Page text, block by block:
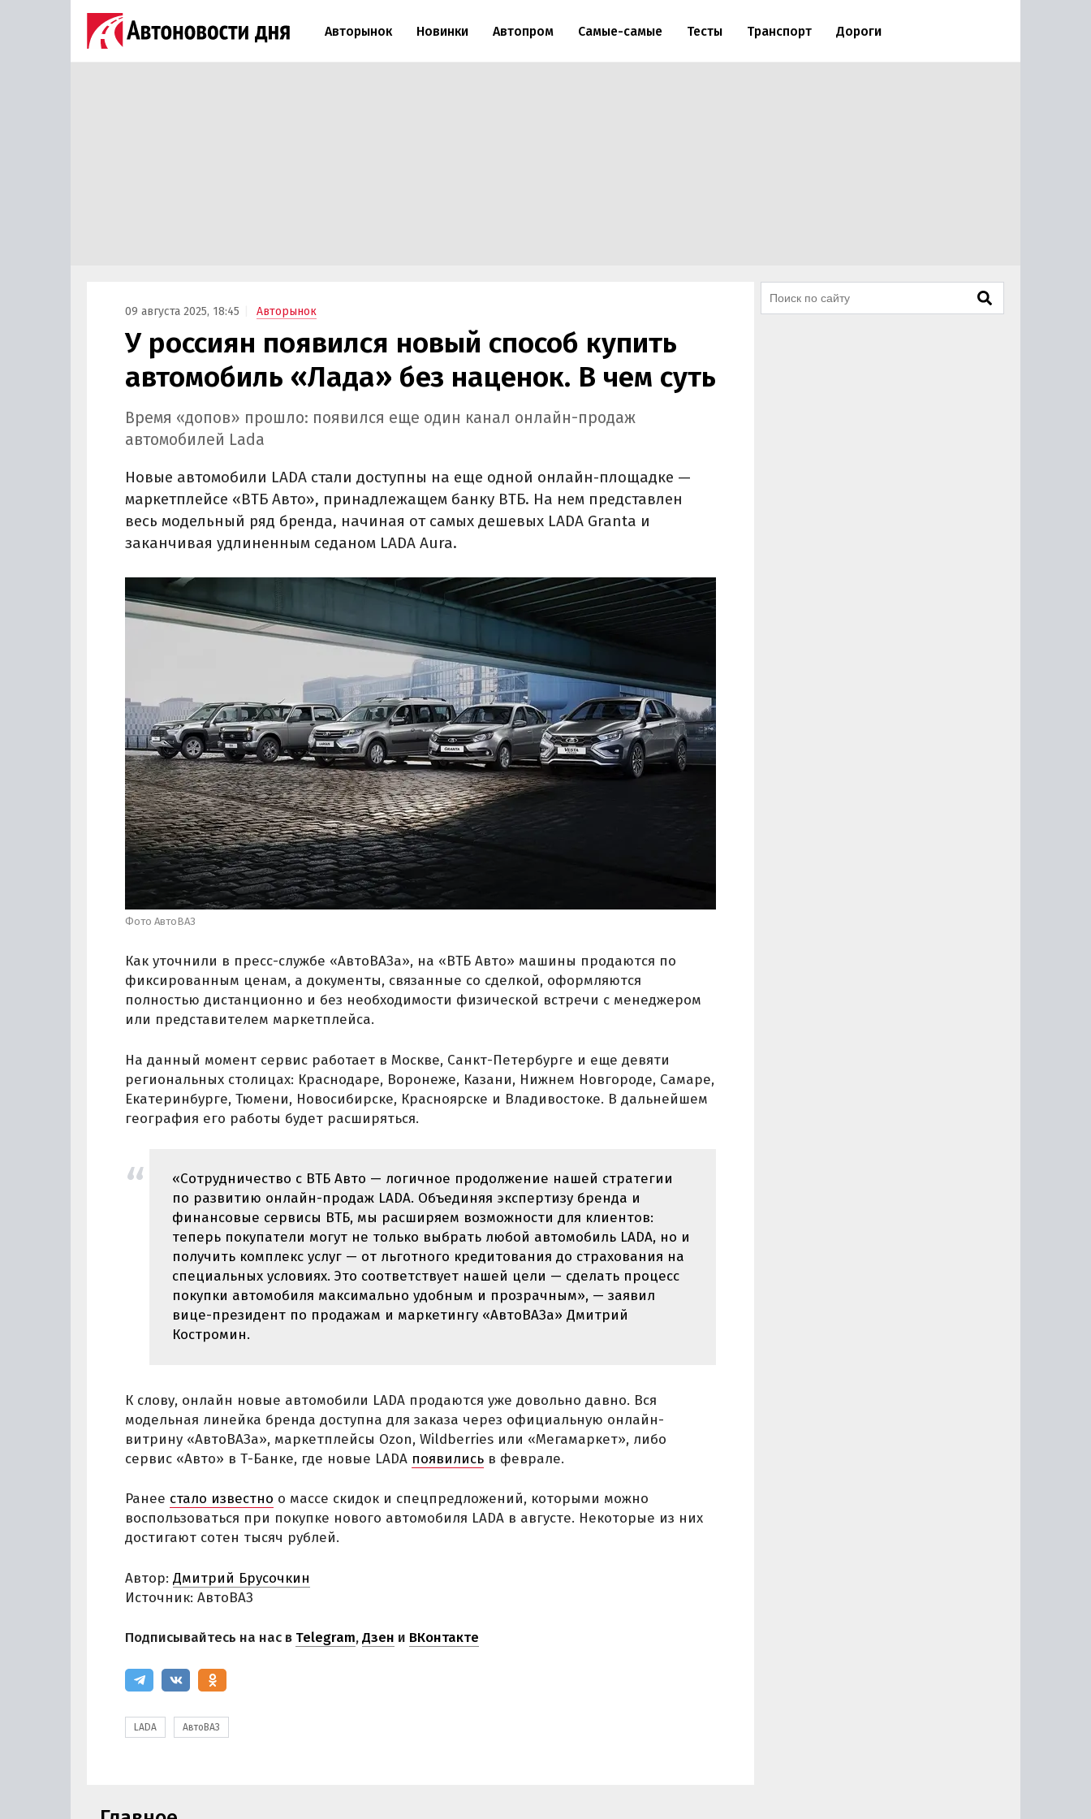
Авторынок Новинки Автопром Самые-самые Тесты Транспорт Дороги
09 августа 2025, 18:45 Авторынок
У россиян появился новый способ купить
автомобиль «Лада» без наценок. В чем суть
Время «допов» прошло: появился еще один канал онлайн-продаж
автомобилей Lada
Новые автомобили LADA стали доступны на еще одной онлайн-площадке —
маркетплейсе «ВТБ Авто», принадлежащем банку ВТБ. На нем представлен
весь модельный ряд бренда, начиная от самых дешевых LADA Granta и
заканчивая удлиненным седаном LADA Aura.
Фото АвтоВАЗ
Как уточнили в пресс-службе «АвтоВАЗа», на «ВТБ Авто» машины продаются по
фиксированным ценам, а документы, связанные со сделкой, оформляются
полностью дистанционно и без необходимости физической встречи с менеджером
или представителем маркетплейса.
На данный момент сервис работает в Москве, Санкт-Петербурге и еще девяти
региональных столицах: Краснодаре, Воронеже, Казани, Нижнем Новгороде, Самаре,
Екатеринбурге, Тюмени, Новосибирске, Красноярске и Владивостоке. В дальнейшем
география его работы будет расширяться.
«Сотрудничество с ВТБ Авто — логичное продолжение нашей стратегии
по развитию онлайн-продаж LADA. Объединяя экспертизу бренда и
финансовые сервисы ВТБ, мы расширяем возможности для клиентов:
теперь покупатели могут не только выбрать любой автомобиль LADA, но и
получить комплекс услуг — от льготного кредитования до страхования на
специальных условиях. Это соответствует нашей цели — сделать процесс
покупки автомобиля максимально удобным и прозрачным», — заявил
вице-президент по продажам и маркетингу «АвтоВАЗа» Дмитрий
Костромин.
К слову, онлайн новые автомобили LADA продаются уже довольно давно. Вся
модельная линейка бренда доступна для заказа через официальную онлайн-
витрину «АвтоВАЗа», маркетплейсы Ozon, Wildberries или «Мегамаркет», либо
сервис «Авто» в Т-Банке, где новые LADA появились в феврале.
Ранее стало известно о массе скидок и спецпредложений, которыми можно
воспользоваться при покупке нового автомобиля LADA в августе. Некоторые из них
достигают сотен тысяч рублей.
Автор: Дмитрий Брусочкин
Источник: АвтоВАЗ
Подписывайтесь на нас в Telegram,Дзен и ВКонтакте
LADA АвтоВАЗ